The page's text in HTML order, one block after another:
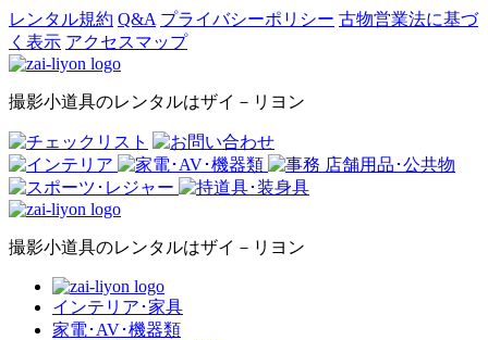
レンタル規約 Q&A プライバシーポリシー 古物営業法に基づ
く表示 アクセスマップ
撮影小道具のレンタルはザイ－リヨン
撮影小道具のレンタルはザイ－リヨン
インテリア･家具
家電･AV･機器類